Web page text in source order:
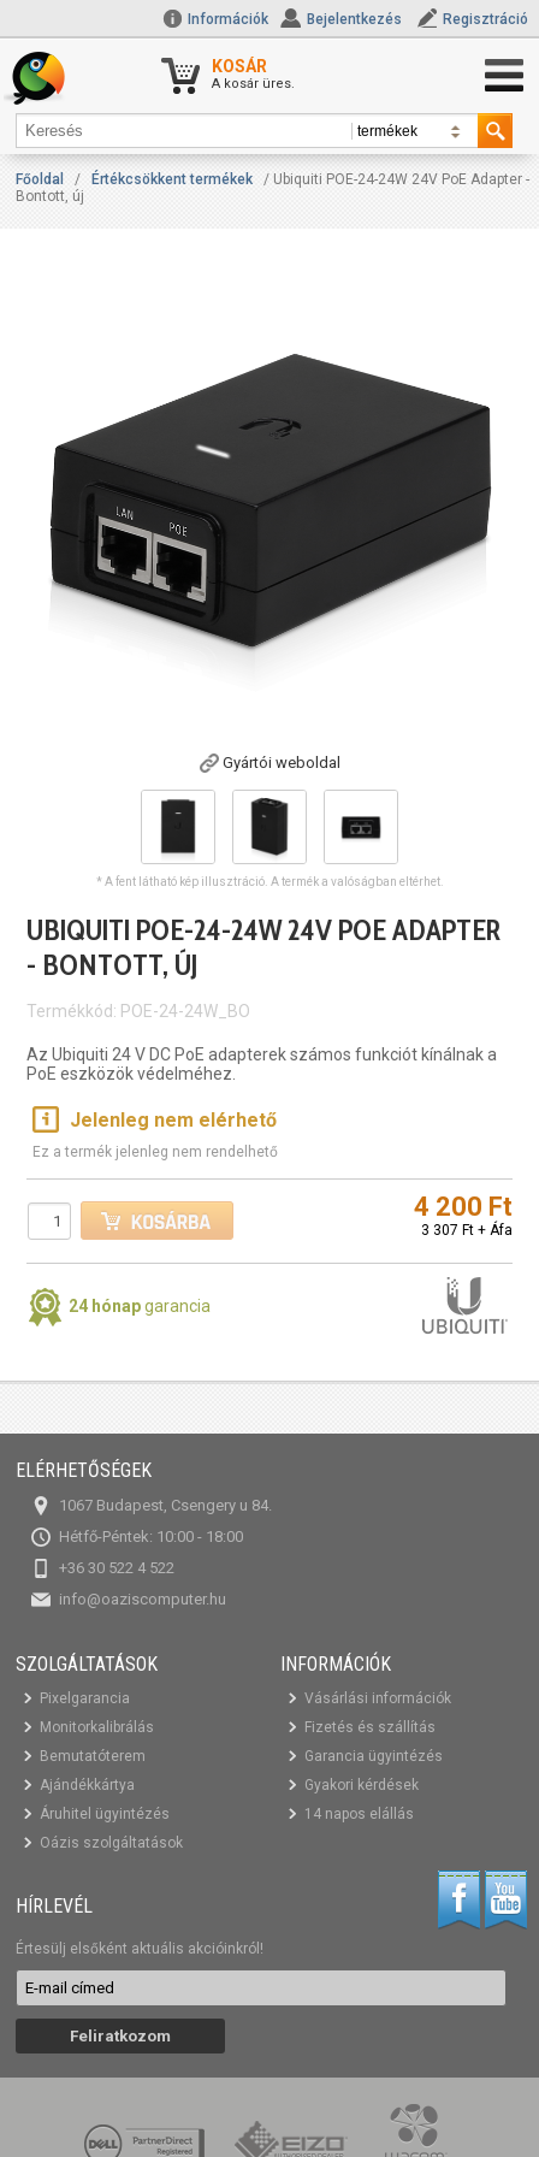
Információk Bejelentkezés Regisztráció
KOSÁR
A kosár üres.
Főoldal / Értékcsökkent termékek
/ Ubiquiti POE-24-24W 24V PoE Adapter -
Bontott, új
Gyártói weboldal
* A fent látható kép illusztráció. A termék a valóságban eltérhet.
UBIQUITI POE-24-24W 24V POE ADAPTER
- BONTOTT, ÚJ
Termékkód: POE-24-24W_BO
Az Ubiquiti 24 V DC PoE adapterek számos funkciót kínálnak a
PoE eszközök védelméhez.
Jelenleg nem elérhető
Ez a termék jelenleg nem rendelhető
4 200 Ft
3 307 Ft + Áfa
24 hónapgarancia
ELÉRHETŐSÉGEK
1067 Budapest, Csengery u 84.
Hétfő-Péntek: 10:00 - 18:00
+36 30 522 4 522
info@oaziscomputer.hu
SZOLGÁLTATÁSOK
Pixelgarancia
Monitorkalibrálás
Bemutatóterem
Ajándékkártya
Áruhitel ügyintézés
Oázis szolgáltatások
INFORMÁCIÓK
Vásárlási információk
Fizetés és szállítás
Garancia ügyintézés
Gyakori kérdések
14 napos elállás
HÍRLEVÉL
Értesülj elsőként aktuális akcióinkról!